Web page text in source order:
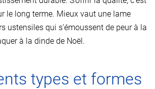
le long terme. Mieux vaut une lame
ustensiles qui s’émoussent de peur à la
à la dinde de Noël.
types et formes